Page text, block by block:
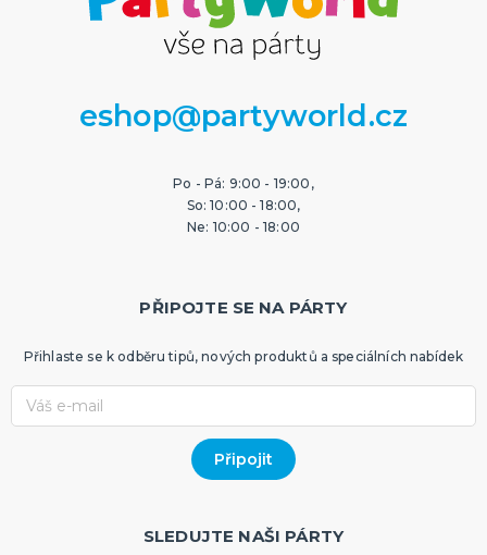
eshop@partyworld.cz
Po - Pá: 9:00 - 19:00,
So: 10:00 - 18:00,
Ne: 10:00 - 18:00
PŘIPOJTE SE NA PÁRTY
Přihlaste se k odběru tipů, nových produktů a speciálních nabídek
SLEDUJTE NAŠI PÁRTY